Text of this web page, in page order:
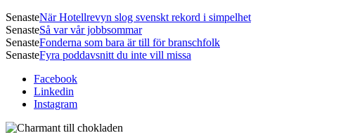
SenasteNär Hotellrevyn slog svenskt rekord i simpelhet
SenasteSå var vår jobbsommar
SenasteFonderna som bara är till för branschfolk
SenasteFyra poddavsnitt du inte vill missa
Facebook
Linkedin
Instagram